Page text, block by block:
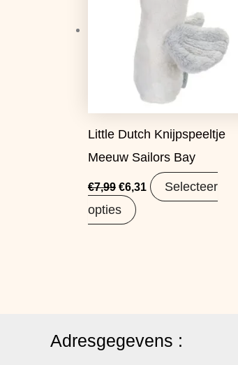
Little Dutch Knijpspeeltje
Meeuw Sailors Bay
€7,99 €6,31
Selecteer
opties
Adresgegevens :